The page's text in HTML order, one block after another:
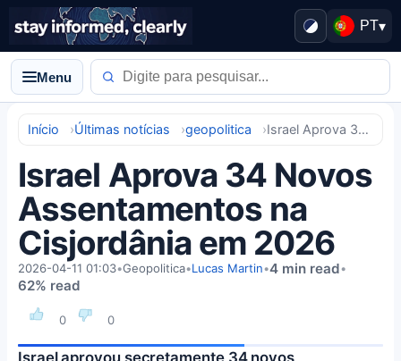
PT▾
Menu
Início Últimas notícias geopolitica Israel Aprova 34 Novos Assentamentos na Cisjordânia em 2026
Israel Aprova 34 Novos
Assentamentos na
Cisjordânia em 2026
0 0
2026-04-11 01:03•Geopolitica•Lucas Martin•4 min read•
62% read
Israel aprovou secretamente 34 novos